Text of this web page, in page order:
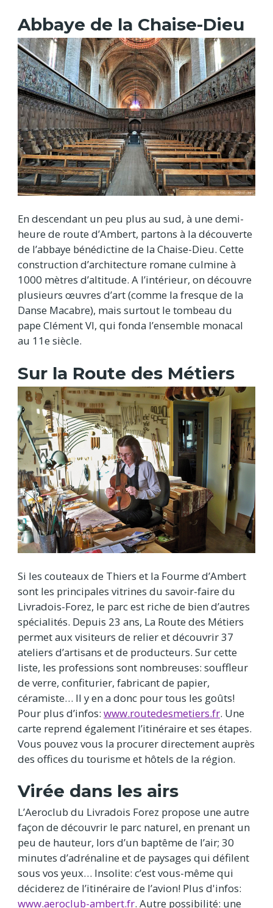
Abbaye de la Chaise-Dieu
En descendant un peu plus au sud, à une demi-
heure de route d’Ambert, partons à la découverte
de l’abbaye bénédictine de la Chaise-Dieu. Cette
construction d’architecture romane culmine à
1000 mètres d’altitude. A l’intérieur, on découvre
plusieurs œuvres d’art (comme la fresque de la
Danse Macabre), mais surtout le tombeau du
pape Clément VI, qui fonda l’ensemble monacal
au 11e siècle.
Sur la Route des Métiers
Si les couteaux de Thiers et la Fourme d’Ambert
sont les principales vitrines du savoir-faire du
Livradois-Forez, le parc est riche de bien d’autres
spécialités. Depuis 23 ans, La Route des Métiers
permet aux visiteurs de relier et découvrir 37
ateliers d’artisans et de producteurs. Sur cette
liste, les professions sont nombreuses: souffleur
de verre, confiturier, fabricant de papier,
céramiste… Il y en a donc pour tous les goûts!
Pour plus d’infos: www.routedesmetiers.fr. Une
carte reprend également l’itinéraire et ses étapes.
Vous pouvez vous la procurer directement auprès
des offices du tourisme et hôtels de la région.
Virée dans les airs
L’Aeroclub du Livradois Forez propose une autre
façon de découvrir le parc naturel, en prenant un
peu de hauteur, lors d’un baptême de l’air; 30
minutes d’adrénaline et de paysages qui défilent
sous vos yeux… Insolite: c’est vous-même qui
déciderez de l’itinéraire de l’avion! Plus d'infos:
www.aeroclub-ambert.fr. Autre possibilité: une